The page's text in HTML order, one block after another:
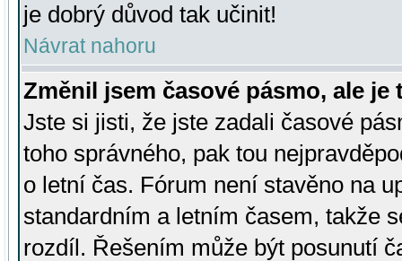
je dobrý důvod tak učinit!
Návrat nahoru
Změnil jsem časové pásmo, ale je
Jste si jisti, že jste zadali časové
toho správného, pak tou
o letní čas. Fórum není stavěno na
standardním a letním časem, takže
rozdíl. Řešením může být posunutí